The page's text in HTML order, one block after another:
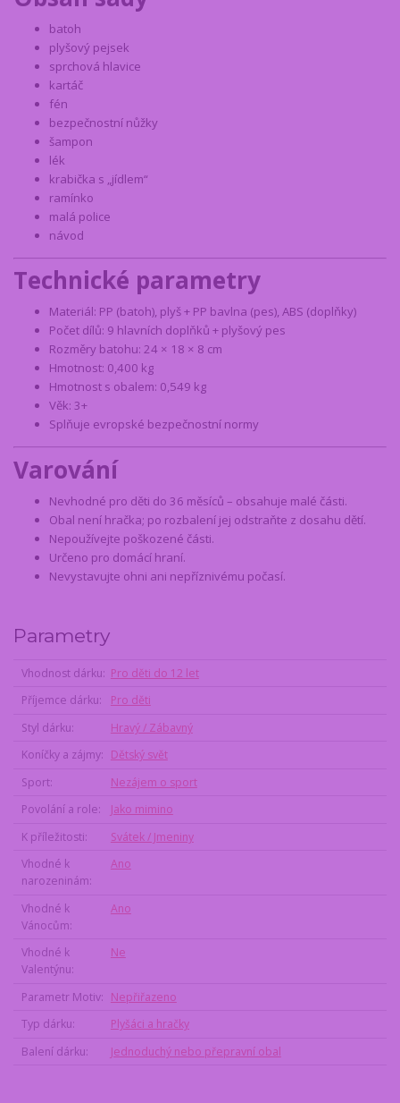
batoh
plyšový pejsek
sprchová hlavice
kartáč
fén
bezpečnostní nůžky
šampon
lék
krabička s „jídlem“
ramínko
malá police
návod
Technické parametry
Materiál: PP (batoh), plyš + PP bavlna (pes), ABS (doplňky)
Počet dílů: 9 hlavních doplňků + plyšový pes
Rozměry batohu: 24 × 18 × 8 cm
Hmotnost: 0,400 kg
Hmotnost s obalem: 0,549 kg
Věk: 3+
Splňuje evropské bezpečnostní normy
Varování
Nevhodné pro děti do 36 měsíců – obsahuje malé části.
Obal není hračka; po rozbalení jej odstraňte z dosahu dětí.
Nepoužívejte poškozené části.
Určeno pro domácí hraní.
Nevystavujte ohni ani nepříznivému počasí.
Parametry
Vhodnost dárku
Pro děti do 12 let
Příjemce dárku
Pro děti
Styl dárku
Hravý / Zábavný
Koníčky a zájmy
Dětský svět
Sport
Nezájem o sport
Povolání a role
Jako mimino
K příležitosti
Svátek / Jmeniny
Vhodné k
narozeninám
Ano
Vhodné k
Vánocům
Ano
Vhodné k
Valentýnu
Ne
Parametr Motiv
Nepřiřazeno
Typ dárku
Plyšáci a hračky
Balení dárku
Jednoduchý nebo přepravní obal